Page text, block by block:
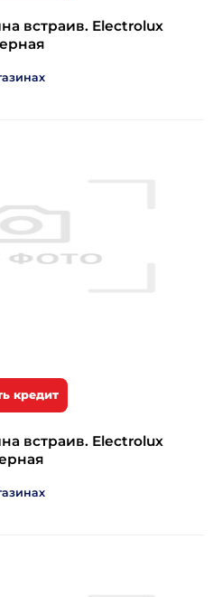
встраив. Electrolux
кредит
встраив. Electrolux